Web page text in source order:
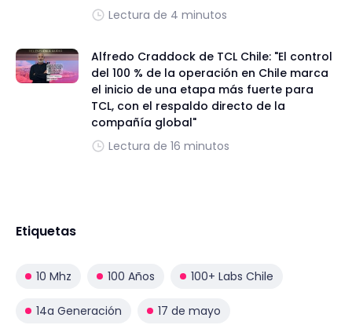
Lectura de 4 minutos
Alfredo Craddock de TCL Chile: "El control
del 100 % de la operación en Chile marca
el inicio de una etapa más fuerte para
TCL, con el respaldo directo de la
compañía global"
Lectura de 16 minutos
Etiquetas
10 Mhz 100 Años 100+ Labs Chile
14a Generación 17 de mayo